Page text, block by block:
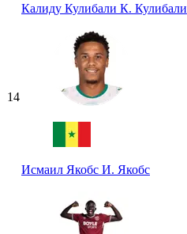
Калиду Кулибали К. Кулибали
14
Исмаил Якобс И. Якобс